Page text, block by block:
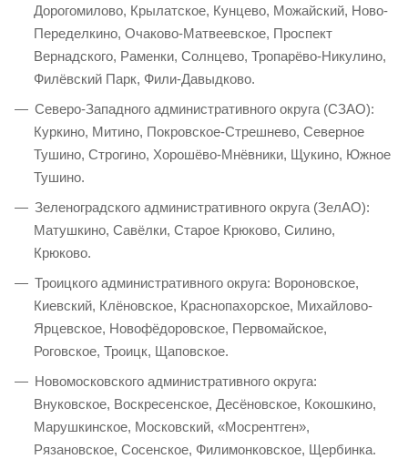
Дорогомилово, Крылатское, Кунцево, Можайский, Ново-
Переделкино, Очаково-Матвеевское, Проспект
Вернадского, Раменки, Солнцево, Тропарёво-Никулино,
Филёвский Парк, Фили-Давыдково.
Северо-Западного административного округа (СЗАО):
Куркино, Митино, Покровское-Стрешнево, Северное
Тушино, Строгино, Хорошёво-Мнёвники, Щукино, Южное
Тушино.
Зеленоградского административного округа (ЗелАО):
Матушкино, Савёлки, Старое Крюково, Силино,
Крюково.
Троицкого административного округа: Вороновское,
Киевский, Клёновское, Краснопахорское, Михайлово-
Ярцевское, Новофёдоровское, Первомайское,
Роговское, Троицк, Щаповское.
Новомосковского административного округа:
Внуковское, Воскресенское, Десёновское, Кокошкино,
Марушкинское, Московский, «Мосрентген»,
Рязановское, Сосенское, Филимонковское, Щербинка.